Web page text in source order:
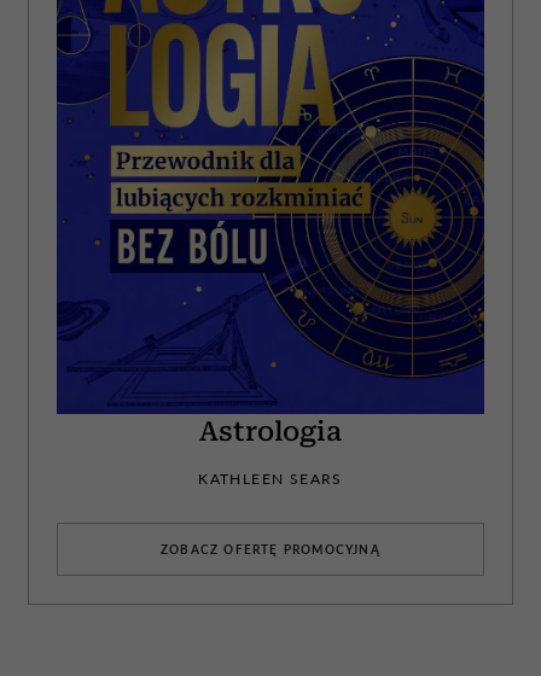
Astrologia
KATHLEEN SEARS
ZOBACZ OFERTĘ PROMOCYJNĄ